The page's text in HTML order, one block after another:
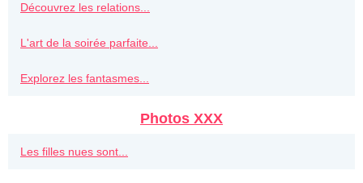
Découvrez les relations...
L'art de la soirée parfaite...
Explorez les fantasmes...
Photos XXX
Les filles nues sont...